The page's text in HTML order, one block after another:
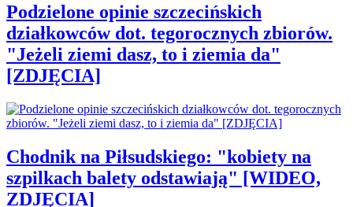
Podzielone opinie szczecińskich
działkowców dot. tegorocznych zbiorów.
"Jeżeli ziemi dasz, to i ziemia da"
[ZDJĘCIA]
Chodnik na Piłsudskiego: "kobiety na
szpilkach balety odstawiają" [WIDEO,
ZDJĘCIA]